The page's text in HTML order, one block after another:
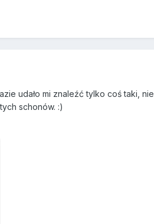
udało mi znaleźć tylko coś taki,
schonów. :)